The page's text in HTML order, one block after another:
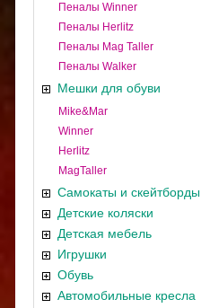
Пеналы Winner
Пеналы Herlitz
Пеналы Mag Taller
Пеналы Walker
Мешки для обуви
Mike&Mar
Winner
Herlitz
MagTaller
Самокаты и скейтборды
Детские коляски
Детская мебель
Игрушки
Обувь
Автомобильные кресла